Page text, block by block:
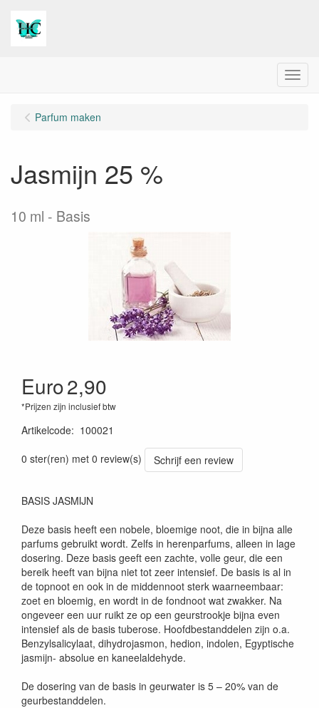
Menu
Parfum maken
Jasmijn 25 %
10 ml Basis
Euro2,90
*Prijzen zijn inclusief btw
Artikelcode: 100021
0 ster(ren) met 0 review(s)
Schrijf een review
BASIS JASMIJN
Deze basis heeft een nobele, bloemige noot, die in bijna alle
parfums gebruikt wordt. Zelfs in herenparfums, alleen in lage
dosering. Deze basis geeft een zachte, volle geur, die een
bereik heeft van bijna niet tot zeer intensief. De basis is al in
de topnoot en ook in de middennoot sterk waarneembaar:
zoet en bloemig, en wordt in de fondnoot wat zwakker. Na
ongeveer een uur ruikt ze op een geurstrookje bijna even
intensief als de basis tuberose. Hoofdbestanddelen zijn o.a.
Benzylsalicylaat, dihydrojasmon, hedion, indolen, Egyptische
jasmijn- absolue en kaneelaldehyde.
De dosering van de basis in geurwater is 5 – 20% van de
geurbestanddelen.